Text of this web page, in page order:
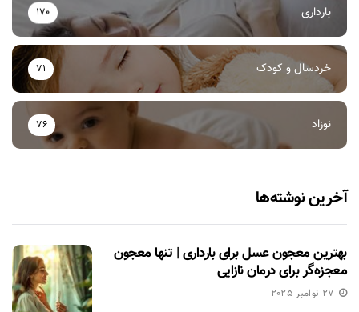
بارداری 170
خردسال و کودک 71
نوزاد 76
آخرین نوشته‌ها
بهترین معجون عسل برای بارداری | تنها معجون
معجزه‌گر برای درمان نازایی
27 نوامبر 2025